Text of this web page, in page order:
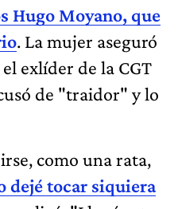
Hugo Moyano, que
. La mujer aseguró
exlíder de la CGT
de "traidor" y lo
como una rata,
dejé tocar siquiera